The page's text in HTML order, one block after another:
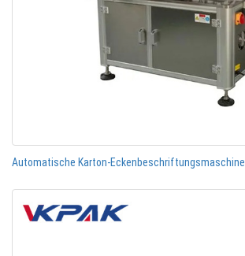
Automatische Karton-Eckenbeschriftungsmaschine